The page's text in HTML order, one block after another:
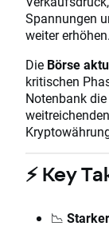
Spannungen
weiter erhöhen.
Die Börse
kritischen
Notenbank
⚡ Key
📉